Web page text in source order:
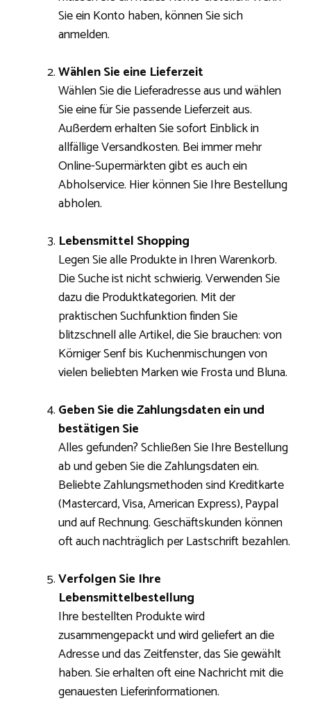
Sie ein Konto haben, können Sie sich
anmelden.
Wählen Sie eine Lieferzeit
Wählen Sie die Lieferadresse aus und wählen
Sie eine für Sie passende Lieferzeit aus.
Außerdem erhalten Sie sofort Einblick in
allfällige Versandkosten. Bei immer mehr
Online-Supermärkten gibt es auch ein
Abholservice. Hier können Sie Ihre Bestellung
abholen.
Lebensmittel Shopping
Legen Sie alle Produkte in Ihren Warenkorb.
Die Suche ist nicht schwierig. Verwenden Sie
dazu die Produktkategorien. Mit der
praktischen Suchfunktion finden Sie
blitzschnell alle Artikel, die Sie brauchen: von
Körniger Senf bis Kuchenmischungen von
vielen beliebten Marken wie Frosta und Bluna.
Geben Sie die Zahlungsdaten ein und
bestätigen Sie
Alles gefunden? Schließen Sie Ihre Bestellung
ab und geben Sie die Zahlungsdaten ein.
Beliebte Zahlungsmethoden sind Kreditkarte
(Mastercard, Visa, American Express), Paypal
und auf Rechnung. Geschäftskunden können
oft auch nachträglich per Lastschrift bezahlen.
Verfolgen Sie Ihre
Lebensmittelbestellung
Ihre bestellten Produkte wird
zusammengepackt und wird geliefert an die
Adresse und das Zeitfenster, das Sie gewählt
haben. Sie erhalten oft eine Nachricht mit die
genauesten Lieferinformationen.